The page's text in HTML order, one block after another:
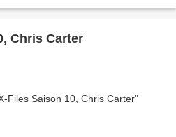
Chris Carter